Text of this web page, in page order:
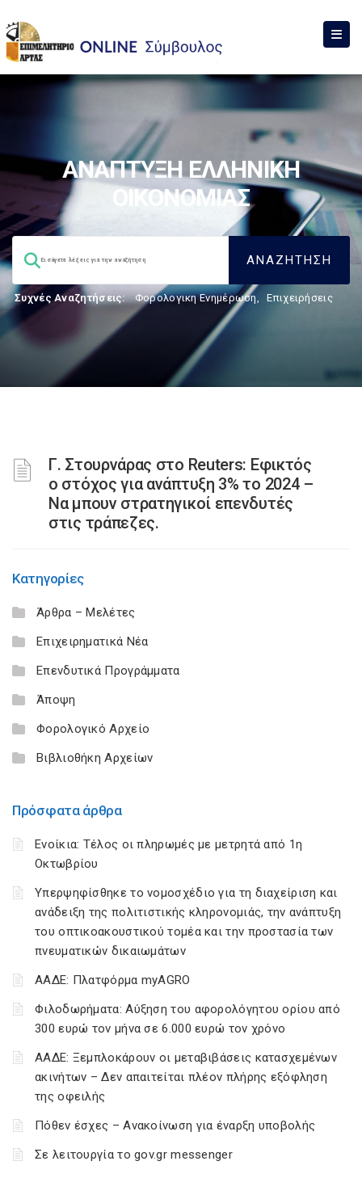
ΑΝΑΠΤΥΞΗ ΕΛΛΗΝΙΚΗ
ΟΙΚΟΝΟΜΙΑΣ
Συχνές Αναζητήσεις: Φορολογικη Ενημέρωση, Επιχειρήσεις
Γ. Στουρνάρας στο Reuters: Εφικτός
ο στόχος για ανάπτυξη 3% το 2024 –
Να μπουν στρατηγικοί επενδυτές
στις τράπεζες.
Κατηγορίες
Άρθρα – Μελέτες
Επιχειρηματικά Νέα
Επενδυτικά Προγράμματα
Άποψη
Φορολογικό Αρχείο
Βιβλιοθήκη Αρχείων
Πρόσφατα άρθρα
Ενοίκια: Τέλος οι πληρωμές με μετρητά από 1η
Οκτωβρίου
Υπερψηφίσθηκε το νομοσχέδιο για τη διαχείριση και
ανάδειξη της πολιτιστικής κληρονομιάς, την ανάπτυξη
του οπτικοακουστικού τομέα και την προστασία των
πνευματικών δικαιωμάτων
ΑΑΔΕ: Πλατφόρμα myAGRO
Φιλοδωρήματα: Αύξηση του αφορολόγητου ορίου από
300 ευρώ τον μήνα σε 6.000 ευρώ τον χρόνο
ΑΑΔΕ: Ξεμπλοκάρουν οι μεταβιβάσεις κατασχεμένων
ακινήτων – Δεν απαιτείται πλέον πλήρης εξόφληση
της οφειλής
Πόθεν έσχες – Ανακοίνωση για έναρξη υποβολής
Σε λειτουργία το gov.gr messenger